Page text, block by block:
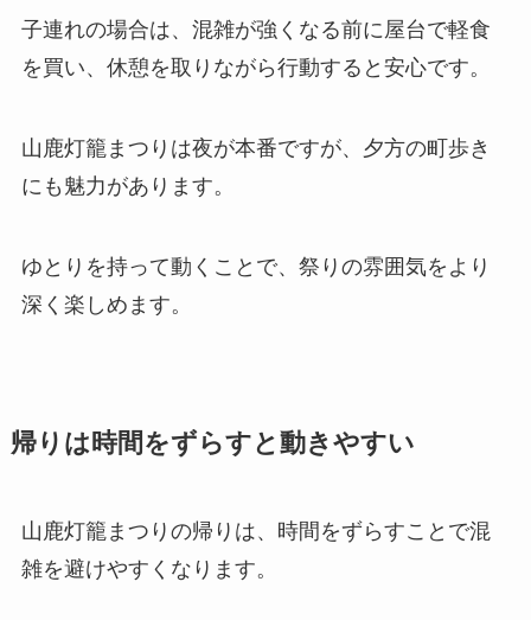
子連れの場合は、混雑が強くなる前に屋台で軽食
を買い、休憩を取りながら行動すると安心です。
山鹿灯籠まつりは夜が本番ですが、夕方の町歩き
にも魅力があります。
ゆとりを持って動くことで、祭りの雰囲気をより
深く楽しめます。
帰りは時間をずらすと動きやすい
山鹿灯籠まつりの帰りは、時間をずらすことで混
雑を避けやすくなります。